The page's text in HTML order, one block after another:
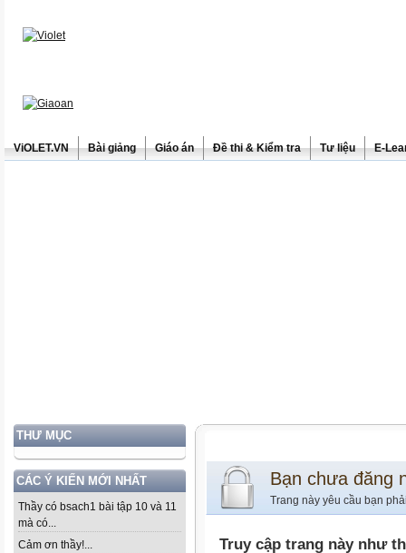
ViOLET.VN Bài giảng Giáo án Đề thi & Kiểm tra Tư liệu E-
THƯ MỤC
CÁC Ý KIẾN MỚI NHẤT
Thầy có bsach1 bài tập 10 và 11
mà có...
Cảm ơn thầy!...
Bạn chưa đăng
Trang này yêu cầu bạn
Truy cập trang này như